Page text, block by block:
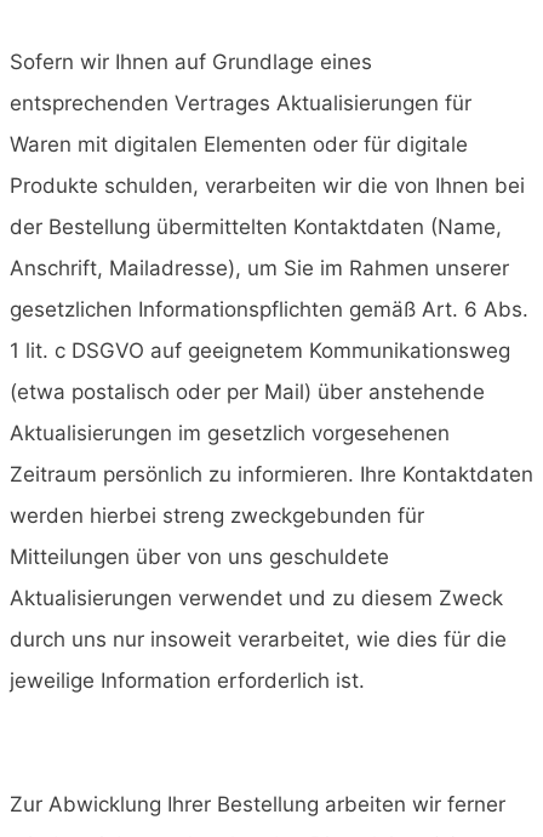
Sofern wir Ihnen auf Grundlage eines
entsprechenden Vertrages Aktualisierungen für
Waren mit digitalen Elementen oder für digitale
Produkte schulden, verarbeiten wir die von Ihnen bei
der Bestellung übermittelten Kontaktdaten (Name,
Anschrift, Mailadresse), um Sie im Rahmen unserer
gesetzlichen Informationspflichten gemäß Art. 6 Abs.
1 lit. c DSGVO auf geeignetem Kommunikationsweg
(etwa postalisch oder per Mail) über anstehende
Aktualisierungen im gesetzlich vorgesehenen
Zeitraum persönlich zu informieren. Ihre Kontaktdaten
werden hierbei streng zweckgebunden für
Mitteilungen über von uns geschuldete
Aktualisierungen verwendet und zu diesem Zweck
durch uns nur insoweit verarbeitet, wie dies für die
jeweilige Information erforderlich ist.
Zur Abwicklung Ihrer Bestellung arbeiten wir ferner